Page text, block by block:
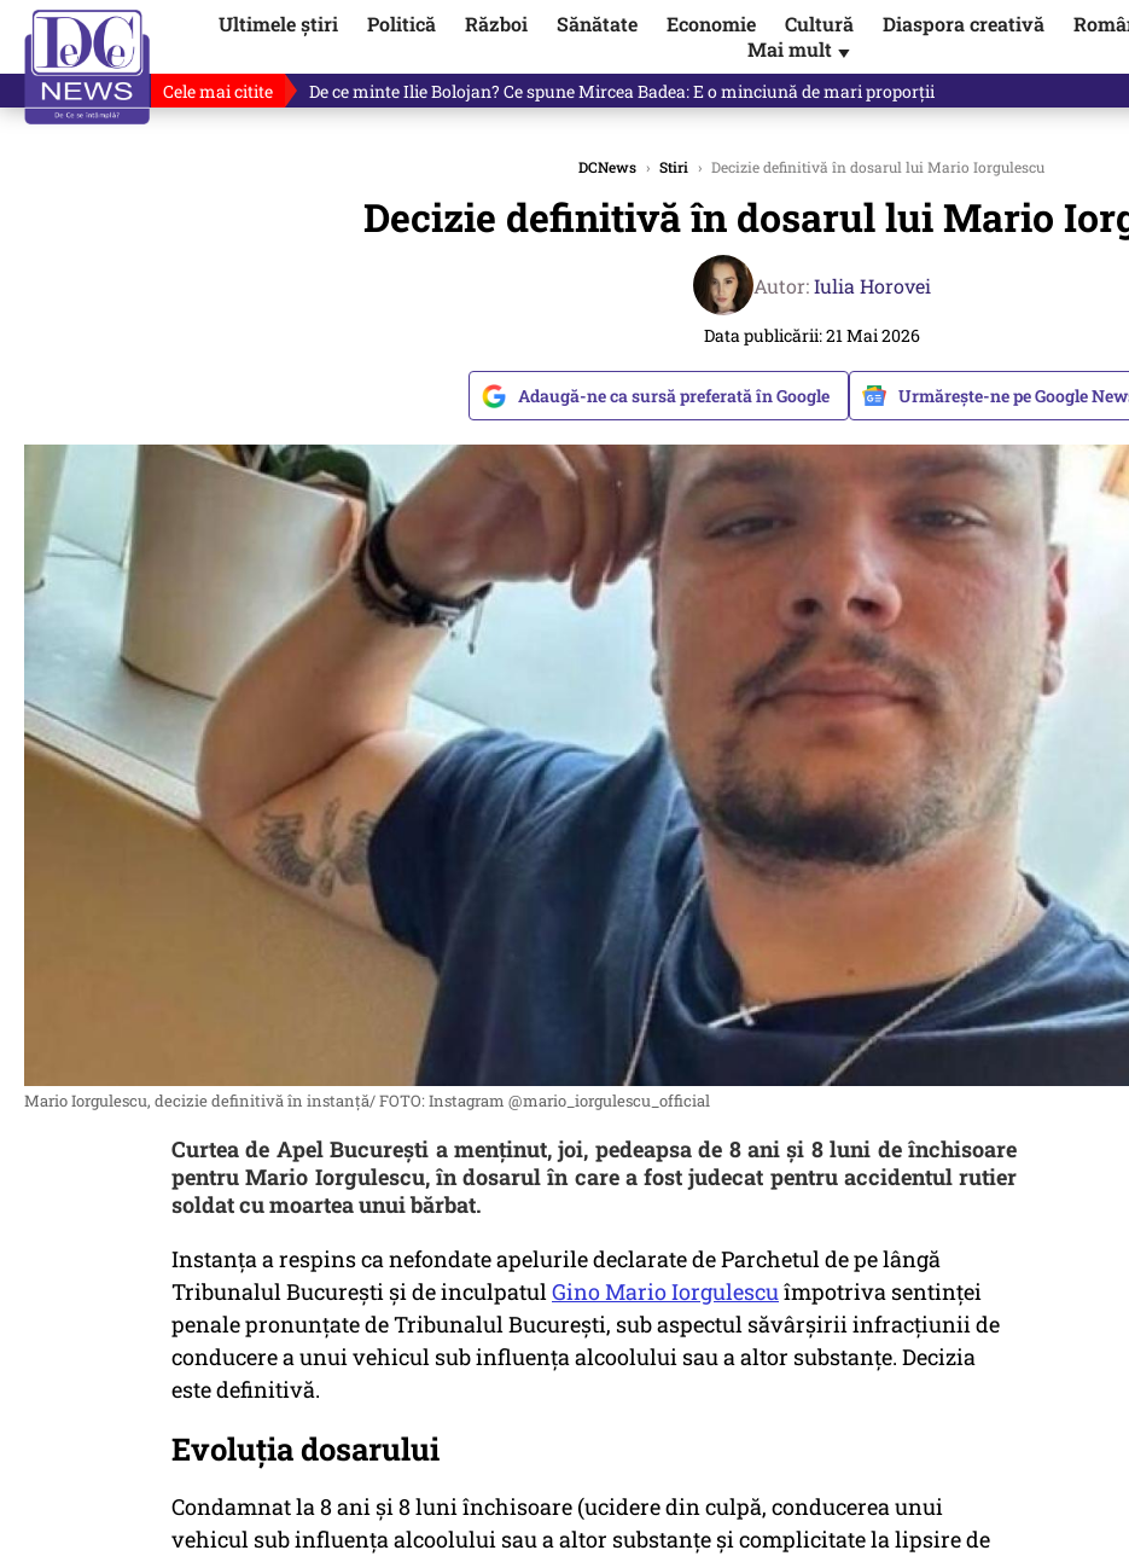
Ultimele știri Politică Război Sănătate Economie Cultură Diaspora creativă
Mai mult ▼
Cele mai citite Cu luni înainte de anunțul lui Ponta, Chirieac anticipa totul. Cine este acum în pericol / VIDEO
DCNews › Stiri › Decizie definitivă în dosarul lui Mario Iorgulescu
Decizie definitivă în dosarul lui Mario
Autor:Iulia Horovei
Data publicării: 21 Mai 2026
Adaugă-ne ca sursă preferată în Google Urmărește-ne pe Google
Mario Iorgulescu, decizie definitivă în instanță/ FOTO: Instagram @mario_iorgulescu_official
Curtea de Apel Bucureşti a menţinut, joi, pedeapsa de 8 ani şi 8 luni de închisoare
pentru Mario Iorgulescu, în dosarul în care a fost judecat pentru accidentul rutier
soldat cu moartea unui bărbat.
Instanţa a respins ca nefondate apelurile declarate de Parchetul de pe lângă
Tribunalul Bucureşti şi de inculpatulGino Mario Iorgulescuîmpotriva sentinţei
penale pronunţate de Tribunalul Bucureşti, sub aspectul săvârşirii infracţiunii de
conducere a unui vehicul sub influenţa alcoolului sau a altor substanţe. Decizia
este definitivă.
Evoluția dosarului
Condamnat la 8 ani şi 8 luni închisoare (ucidere din culpă, conducerea unui
vehicul sub influenţa alcoolului sau a altor substanţe şi complicitate la lipsire de